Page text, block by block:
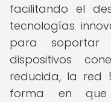
facilitando el
tecnologías
para
dispositivos
reducida, la red
forma en que